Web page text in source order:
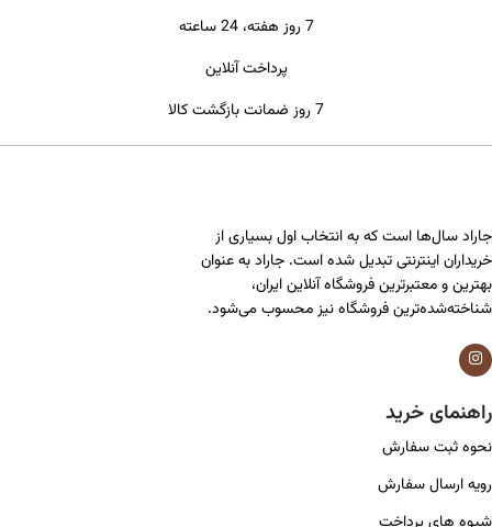
7 روز هفته، 24 ساعته
پرداخت آنلاین
7 روز ضمانت بازگشت کالا
جاراد سال‌ها است که به انتخاب اول بسیاری از
خریداران اینترنتی تبدیل شده است. جاراد به عنوان
بهترین و معتبرترین فروشگاه آنلاین ایران،
شناخته‌شده‌ترین فروشگاه نیز محسوب می‌شود.
راهنمای خرید
نحوه ثبت سفارش
رویه ارسال سفارش
شیوه های پرداخت